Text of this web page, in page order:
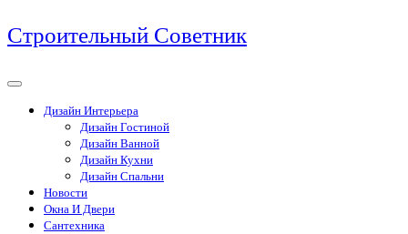
Перейти
к
Строительный Советник
Дизайн Интерьера
Дизайн Гостиной
Дизайн Ванной
Дизайн Кухни
Дизайн Спальни
Новости
Окна И Двери
Сантехника